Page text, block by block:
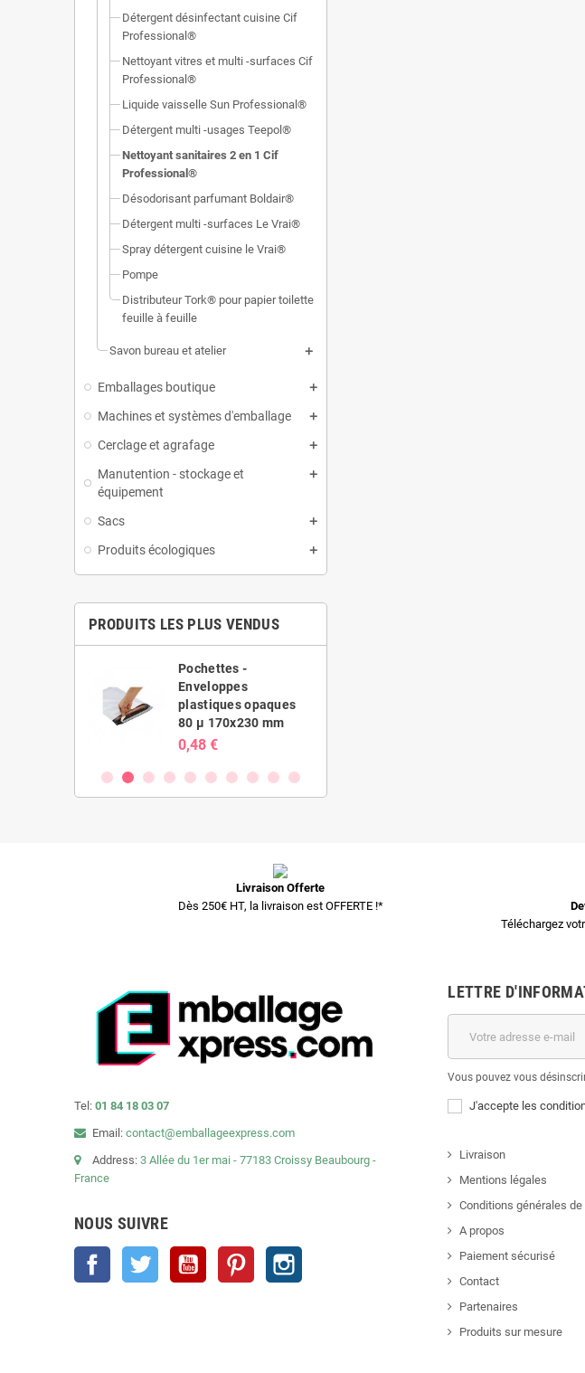
Détergent désinfectant cuisine Cif
Professional®
Nettoyant vitres et multi -surfaces Cif
Professional®
Liquide vaisselle Sun Professional®
Détergent multi -usages Teepol®
Nettoyant sanitaires 2 en 1 Cif
Professional®
Désodorisant parfumant Boldair®
Détergent multi -surfaces Le Vrai®
Spray détergent cuisine le Vrai®
Pompe
Distributeur Tork® pour papier toilette
feuille à feuille
Savon bureau et atelier
Emballages boutique
Machines et systèmes d'emballage
Cerclage et agrafage
Manutention - stockage et
équipement
Sacs
Produits écologiques
PRODUITS LES PLUS VENDUS
Pochettes -
Enveloppes
plastiques opaques
80 µ 170x230 mm
0,48 €
Livraison Offerte
Dès 250€ HT, la livraison est OFFERTE !*
Téléchargez
Tel: 01 84 18 03 07
Email: contact@emballageexpress.com
Address: 3 Allée du 1er mai - 77183 Croissy Beaubourg -
France
NOUS SUIVRE
Facebook Twitter YouTube Pinterest
LETTRE
Vous pouvez vous
J'accepte les
Livraison
Mentions légales
Conditions générales de
A propos
Paiement sécurisé
Contact
Partenaires
Produits sur mesure